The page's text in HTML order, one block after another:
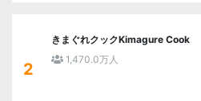
2
きまぐれクックKimagure Cook
1,470.0万人